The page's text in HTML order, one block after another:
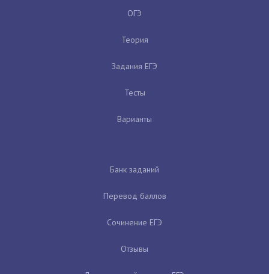
ОГЭ
Теория
Задания ЕГЭ
Тесты
Варианты
Банк заданий
Перевод баллов
Сочинение ЕГЭ
Отзывы